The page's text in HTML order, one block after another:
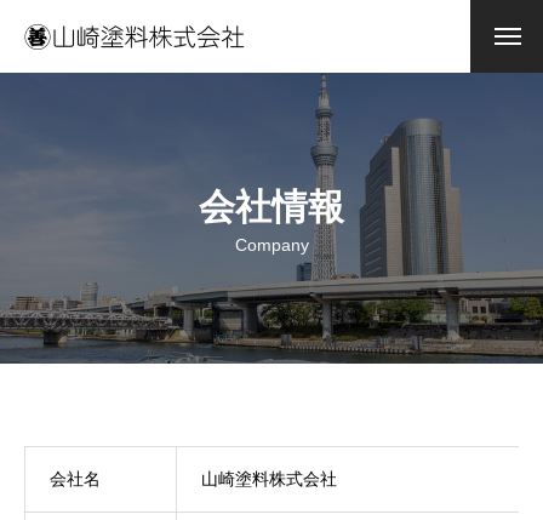
会社情報
Company
会社名 山崎塗料株式会社